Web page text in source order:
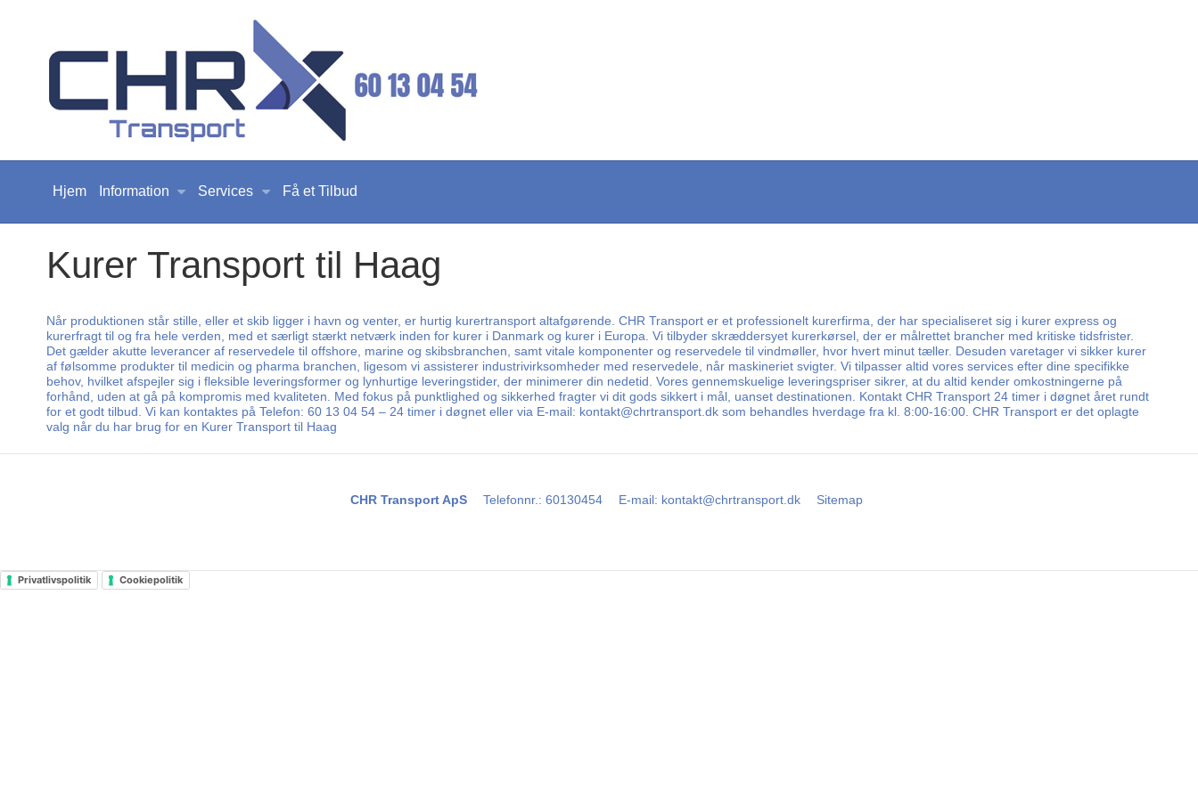
Hjem Information Services Få et Tilbud
Kurer Transport til Haag
Når produktionen står stille, eller et skib ligger i havn og venter, er hurtig kurertransport altafgørende. CHR Transport er et professionelt kurerfirma, der har specialiseret sig i kurer express og
kurerfragt til og fra hele verden, med et særligt stærkt netværk inden for kurer i Danmark og kurer i Europa. Vi tilbyder skræddersyet kurerkørsel, der er målrettet brancher med kritiske tidsfrister.
Det gælder akutte leverancer af reservedele til offshore, marine og skibsbranchen, samt vitale komponenter og reservedele til vindmøller, hvor hvert minut tæller. Desuden varetager vi sikker kurer
af følsomme produkter til medicin og pharma branchen, ligesom vi assisterer industrivirksomheder med reservedele, når maskineriet svigter. Vi tilpasser altid vores services efter dine specifikke
behov, hvilket afspejler sig i fleksible leveringsformer og lynhurtige leveringstider, der minimerer din nedetid. Vores gennemskuelige leveringspriser sikrer, at du altid kender omkostningerne på
forhånd, uden at gå på kompromis med kvaliteten. Med fokus på punktlighed og sikkerhed fragter vi dit gods sikkert i mål, uanset destinationen. Kontakt CHR Transport 24 timer i døgnet året rundt
for et godt tilbud. Vi kan kontaktes på Telefon: 60 13 04 54 – 24 timer i døgnet eller via E-mail: kontakt@chrtransport.dk som behandles hverdage fra kl. 8:00-16:00. CHR Transport er det oplagte
valg når du har brug for en Kurer Transport til Haag
CHR Transport ApS Telefonnr. : 60130454 E-mail: kontakt@chrtransport.dk Sitemap
Privatlivspolitik Cookiepolitik